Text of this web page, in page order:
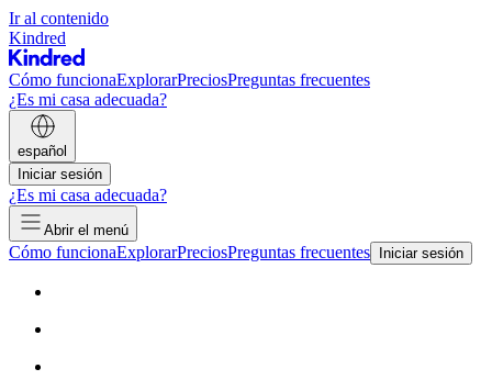
Ir al contenido
Kindred
Cómo funcionaExplorarPreciosPreguntas frecuentes
¿Es mi casa adecuada?
español
Iniciar sesión
¿Es mi casa adecuada?
Abrir el menú
Cómo funcionaExplorarPreciosPreguntas frecuentes Iniciar sesión